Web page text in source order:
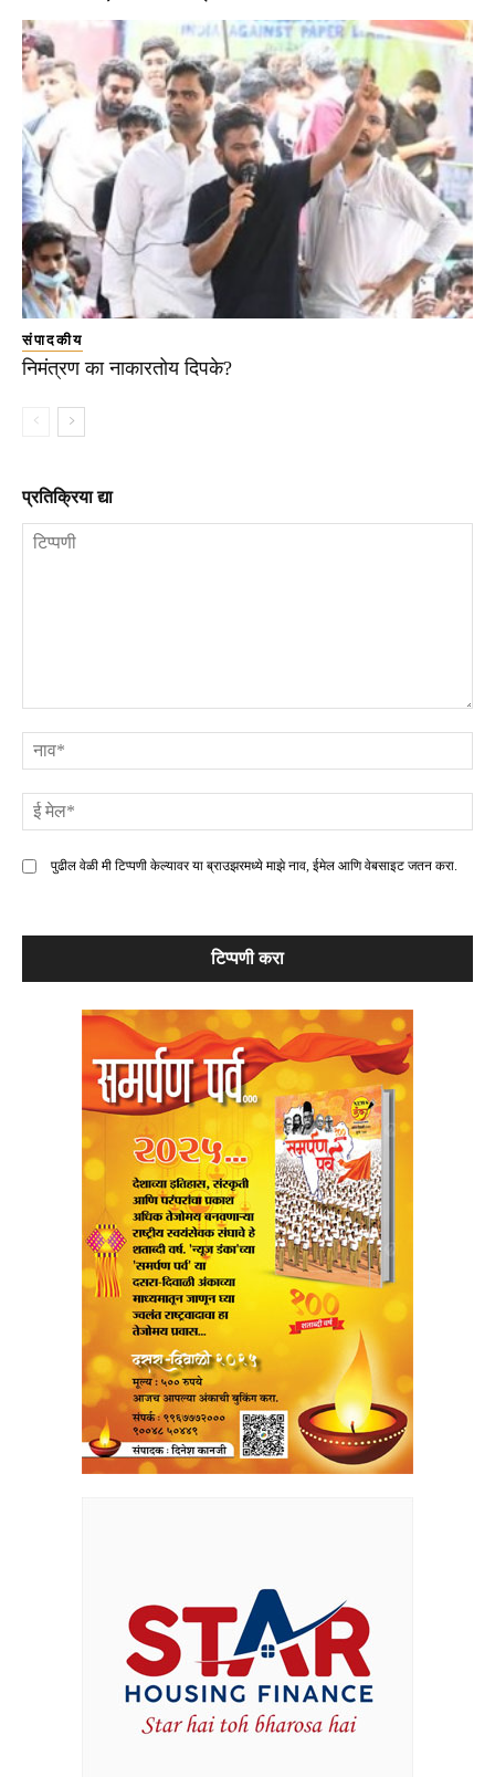
संपादकीय
निमंत्रण का नाकारतोय दिपके?
प्रतिक्रिया द्या
पुढील वेळी मी टिप्पणी केल्यावर या ब्राउझरमध्ये माझे नाव, ईमेल आणि वेबसाइट जतन करा.